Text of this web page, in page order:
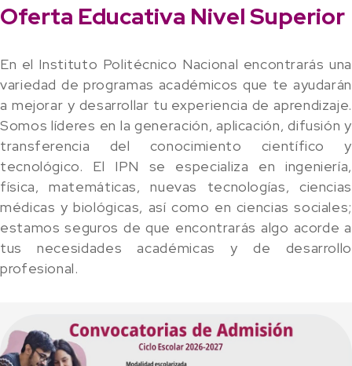
Oferta Educativa Nivel Superior
En el Instituto Politécnico Nacional encontrarás una
variedad de programas académicos que te ayudarán
a mejorar y desarrollar tu experiencia de aprendizaje.
Somos líderes en la generación, aplicación, difusión y
transferencia del conocimiento científico y
tecnológico. El IPN se especializa en ingeniería,
física, matemáticas, nuevas tecnologías, ciencias
médicas y biológicas, así como en ciencias sociales;
estamos seguros de que encontrarás algo acorde a
tus necesidades académicas y de desarrollo
profesional.